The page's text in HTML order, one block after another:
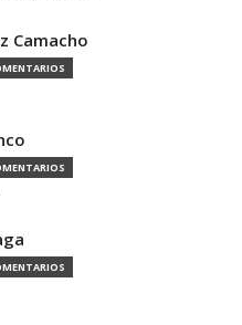
Camacho